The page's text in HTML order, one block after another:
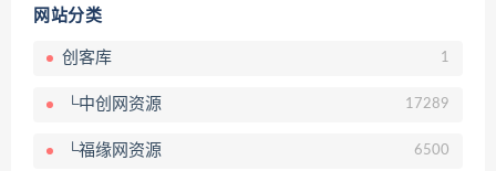
网站分类
创客库 1
└中创网资源 17289
└福缘网资源 6500